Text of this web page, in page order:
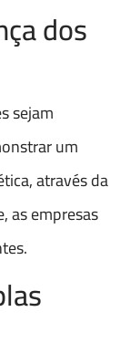
dos
sejam
um
através da
as empresas